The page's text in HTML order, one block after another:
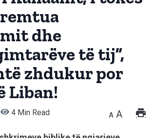
dhe
të tij”,
zhdukur por
Liban!
4 Min Read A A